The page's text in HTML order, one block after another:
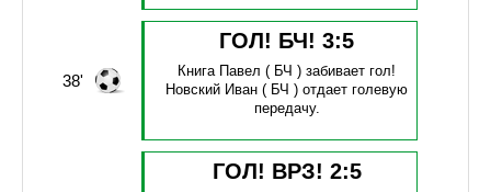
38'
ГОЛ! БЧ!3:5
Книга Павел ( БЧ )забивает гол!
Новский Иван ( БЧ )отдает голевую
передачу.
ГОЛ! ВРЗ! 2:5